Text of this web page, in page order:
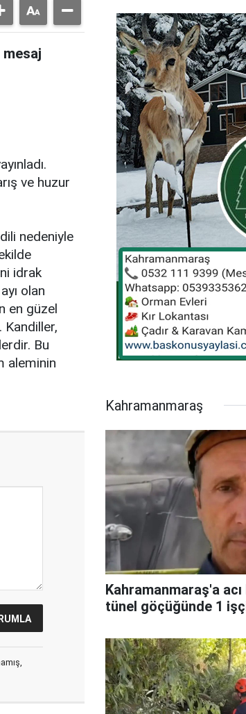
ve huzur
nedeniyle
idrak
olan
en güzel
Kandiller,
Bu
aleminin
Kahramanmaraş
Kahramanmaraş'a
tünel göçüğünde 1